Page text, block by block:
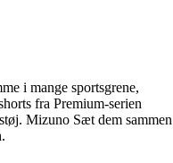
i mange sportsgrene,
fra Premium-serien
Mizuno Sæt dem sammen